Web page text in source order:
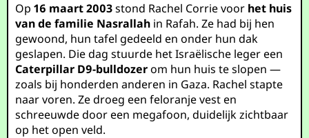
Op16 maart 2003stond Rachel Corrie voor het huis
van de familie Nasrallah in Rafah. Ze had bij hen
gewoond, hun tafel gedeeld en onder hun dak
geslapen. Die dag stuurde het Israëlische leger een
Caterpillar D9-bulldozerom hun huis te slopen —
zoals bij honderden anderen in Gaza. Rachel stapte
naar voren. Ze droeg een feloranje vest en
schreeuwde door een megafoon, duidelijk zichtbaar
op het open veld.